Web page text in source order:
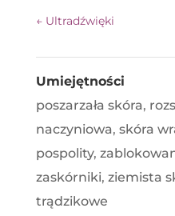
←Ultradźwięki
Umiejętności
poszarzała skóra,
naczyniowa, skóra
pospolity,
zaskórniki, ziemista
trądzikowe